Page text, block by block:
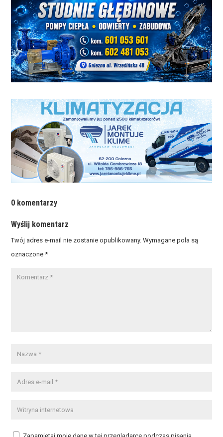
0 komentarzy
Wyślij komentarz
Twój adres e-mail nie zostanie opublikowany. Wymagane pola są
oznaczone*